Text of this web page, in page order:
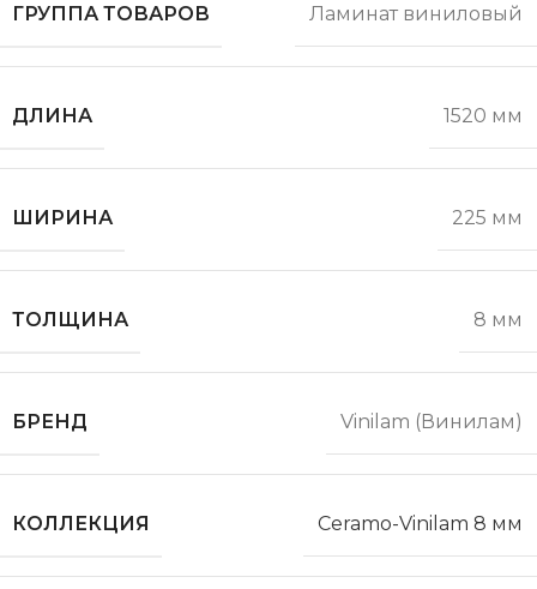
ГРУППА ТОВАРОВ
Ламинат виниловый
ДЛИНА 1520 мм
ШИРИНА 225 мм
ТОЛЩИНА 8 мм
БРЕНД Vinilam (Винилам)
КОЛЛЕКЦИЯ Ceramo-Vinilam 8 мм